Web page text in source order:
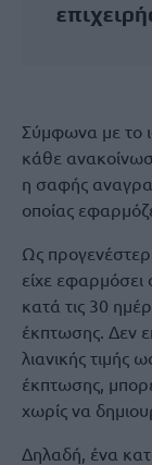
Σύμφωνα με το
κάθε
η σαφής
οποίας
Ως
είχε εφαρμόσει
κατά τις 30
έκπτωσης. Δεν
λιανικής τιμής
έκπτωσης,
χωρίς να
Δηλαδή, ένα